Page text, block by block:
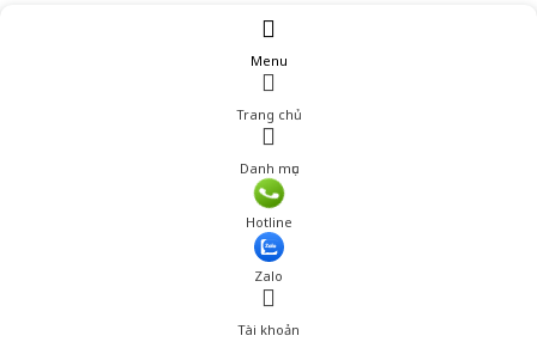
Menu
Trang chủ
Danh mục
Hotline
Zalo
Tài khoản